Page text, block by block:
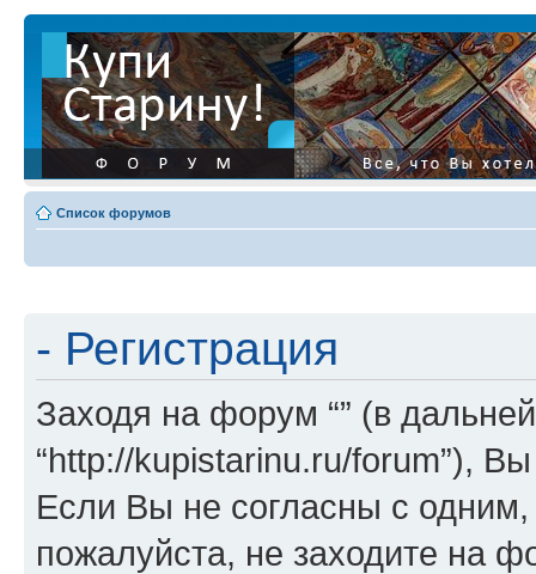
Список форумов
- Регистрация
Заходя на форум “” (в
“http://kupistarinu.ru/forum”),
Если Вы не согласны с
пожалуйста, не заходите на